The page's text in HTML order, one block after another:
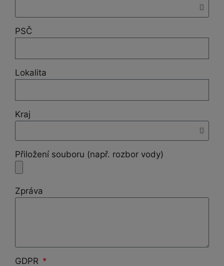
PSČ
Lokalita
Kraj
Přiložení souboru (např. rozbor vody)
Zpráva
GDPR